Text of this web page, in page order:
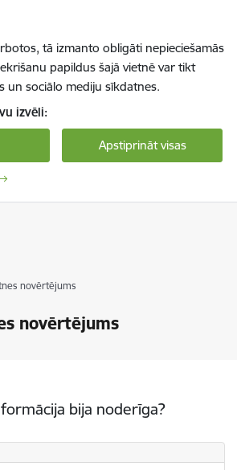
tā izmanto obligāti nepieciešamās
papildus šajā vietnē var tikt
un sociālo mediju sīkdatnes.
izvēli:
Apstiprināt visas
novērtējums
novērtējums
bija noderīga?
bija noderīga?